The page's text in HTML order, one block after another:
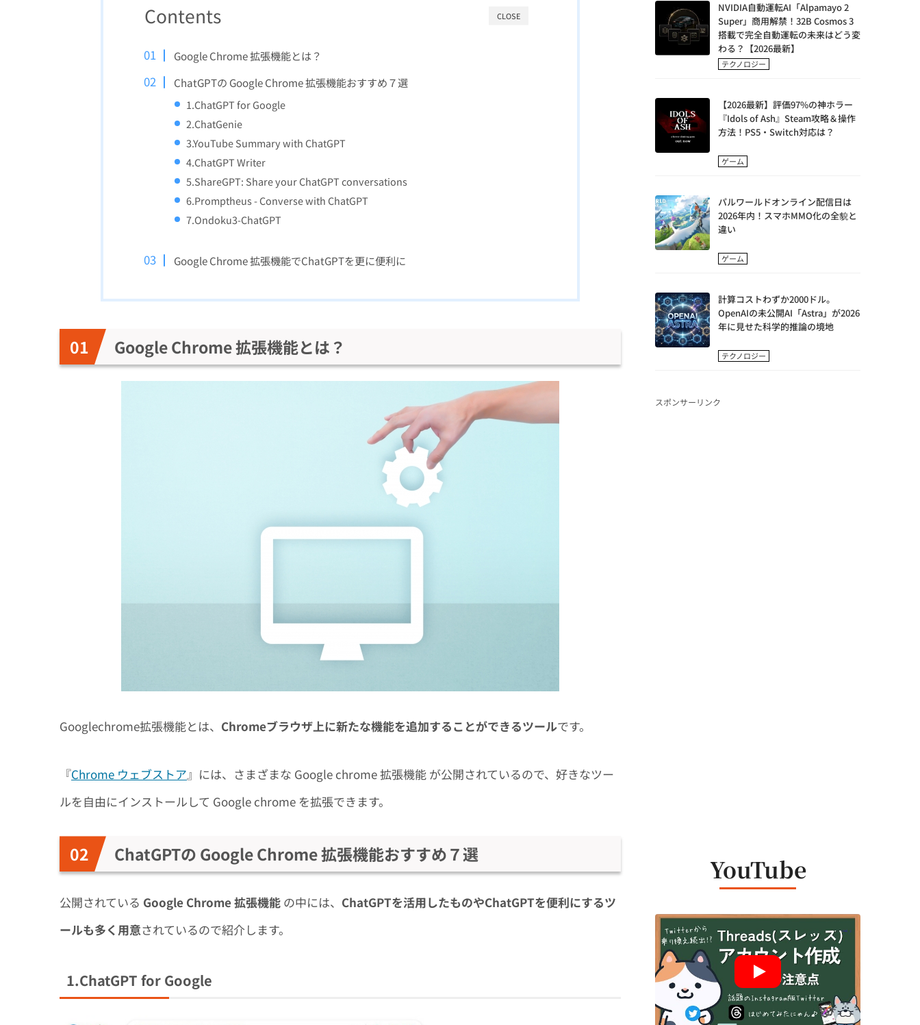
CLOSE
Contents
Google Chrome 拡張機能とは？
ChatGPTの Google Chrome 拡張機能おすすめ７選
1.ChatGPT for Google
2.ChatGenie
3.YouTube Summary with ChatGPT
4.ChatGPT Writer
5.ShareGPT: Share your ChatGPT conversations
6.Promptheus - Converse with ChatGPT
7.Ondoku3-ChatGPT
Google Chrome 拡張機能でChatGPTを更に便利に
Google Chrome 拡張機能とは？
Googlechrome拡張機能とは、 Chromeブラウザ上に新たな機能を追加することができるツールです。
『Chrome ウェブストア』には、さまざまな Google chrome 拡張機能 が公開されているので、好きなツー
ルを自由にインストールして Google chrome を拡張できます。
ChatGPTの Google Chrome 拡張機能おすすめ７選
公開されている Google Chrome 拡張機能 の中には、 ChatGPTを活用したものやChatGPTを便利にするツ
ールも多く用意されているので紹介します。
1.ChatGPT for Google
NVIDIA自動運転AI「Alpamayo 2
Super」商用解禁！32B Cosmos 3
搭載で完全自動運転の未来はどう変
わる？【2026最新】
テクノロジー
【2026最新】評価97%の神ホラー
『Idols of Ash』Steam攻略＆操作
方法！PS5・Switch対応は？
ゲーム
パルワールドオンライン配信日は
2026年内！スマホMMO化の全貌と
違い
ゲーム
計算コストわずか2000ドル。
OpenAIの未公開AI「Astra」が2026
年に見せた科学的推論の境地
テクノロジー
スポンサーリンク
YouTube